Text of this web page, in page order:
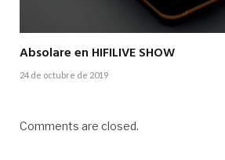
Absolare en HIFILIVE SHOW
24 de octubre de 2019
Comments are closed.